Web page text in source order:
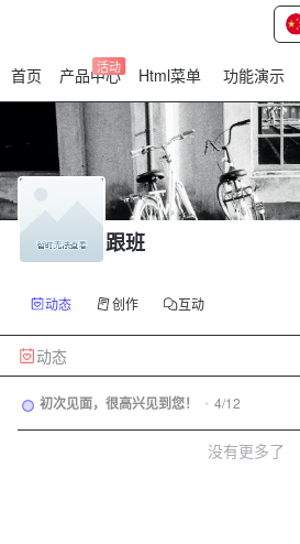
首页 产品中心
活动 Html菜单 功能演示
跟班
动态 创作 互动
动态
初次见面，很高兴见到您！ • 4/12
没有更多了